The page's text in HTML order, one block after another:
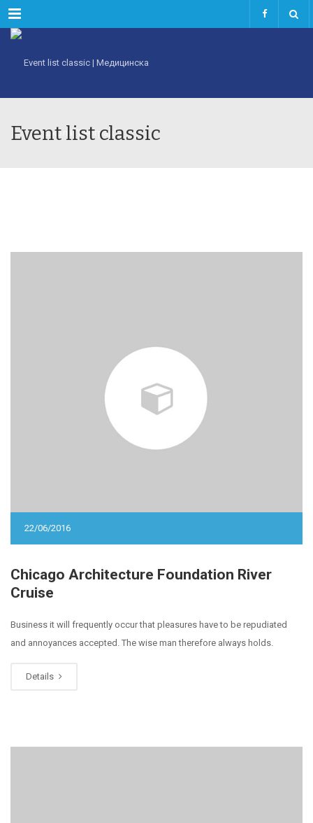
Menu
Event list classic
22/06/2016
Chicago Architecture Foundation River
Cruise
Business it will frequently occur that pleasures have to be repudiated
and annoyances accepted. The wise man therefore always holds.
Details